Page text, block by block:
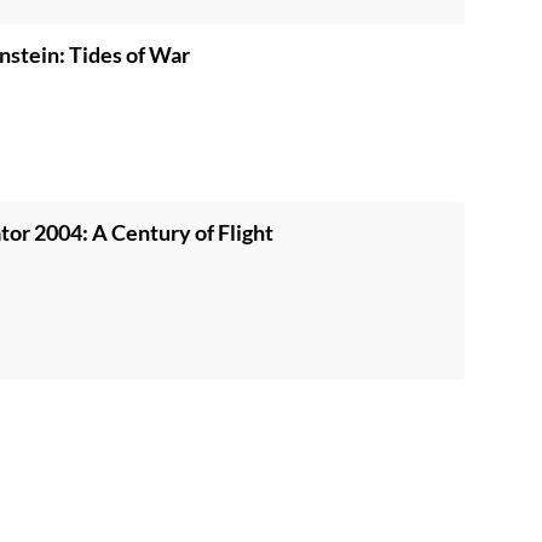
Tides of War
2004: A Century of Flight